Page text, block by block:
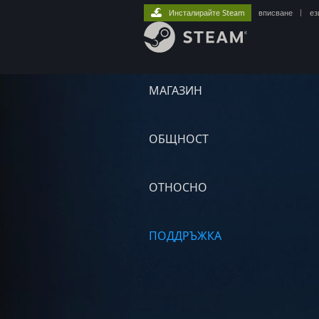
МАГАЗИН
ОБЩНОСТ
ОТНОСНО
ПОДДРЪЖКА
Инсталирайте Steam вписване